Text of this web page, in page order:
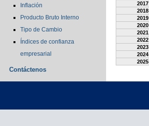
Inflación
Producto Bruto Interno
Tipo de Cambio
Índices de confianza
empresarial
Contáctenos
2017
2018
2019
2020
2021
2022
2023
2024
2025